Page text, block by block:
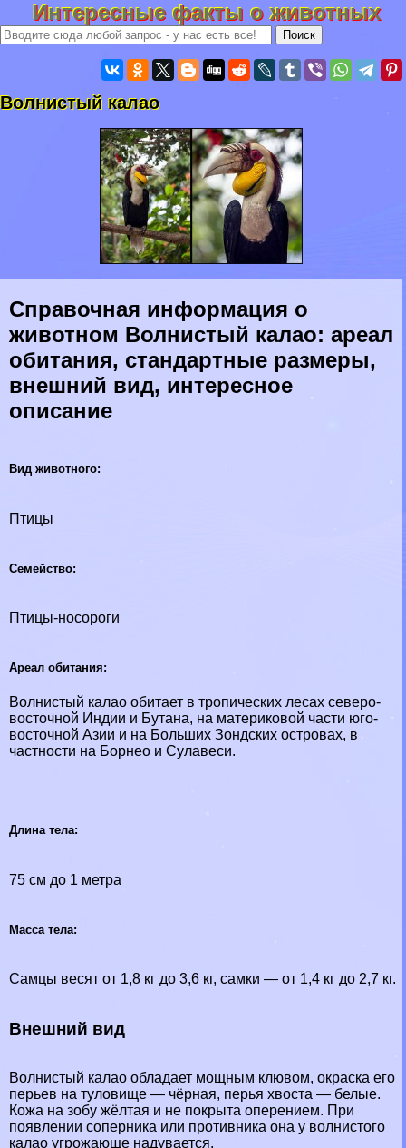
Интересные факты о животных
Волнистый калао
Справочная информация о
животном Волнистый калао: ареал
обитания, стандартные размеры,
внешний вид, интересное
описание
Вид животного:
Птицы
Семейство:
Птицы-носороги
Ареал обитания:
Волнистый калао обитает в тропических лесах северо-
восточной Индии и Бутана, на материковой части юго-
восточной Азии и на Больших Зондских островах, в
частности на Борнео и Сулавеси.
Длина тела:
75 см до 1 метра
Масса тела:
Самцы весят от 1,8 кг до 3,6 кг, самки — от 1,4 кг до 2,7 кг.
Внешний вид
Волнистый калао обладает мощным клювом, окраска его
перьев на туловище — чёрная, перья хвоста — белые.
Кожа на зобу жёлтая и не покрыта оперением. При
появлении соперника или противника она у волнистого
калао угрожающе надувается.